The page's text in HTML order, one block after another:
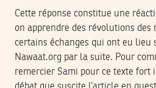
Cette réponse constitue une
on apprendre des révolutions des
certains échanges qui ont eu lieu
Nawaat.org par la suite. Pour
remercier Sami pour ce texte fort